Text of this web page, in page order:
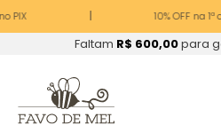
PIX 10% OFF na
Faltam R$ 600,00para